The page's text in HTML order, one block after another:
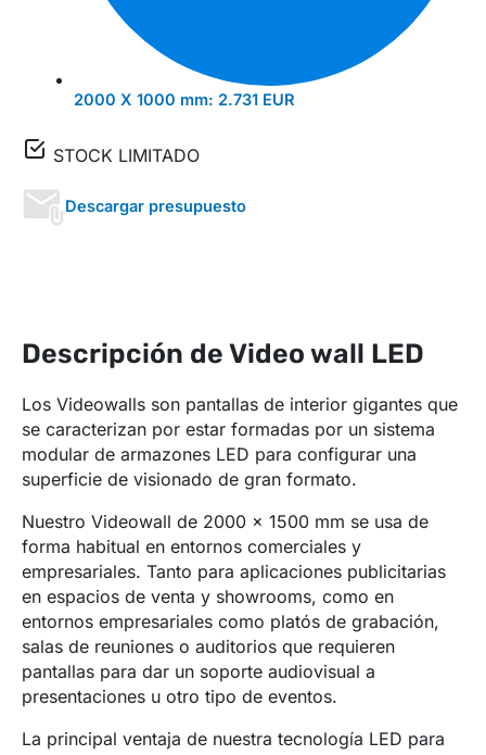
2000 X 1000 mm: 2.731 EUR
STOCK LIMITADO
Descargar presupuesto
Descripción de Video wall LED
Los Videowalls son pantallas de interior gigantes que
se caracterizan por estar formadas por un sistema
modular de armazones LED para configurar una
superficie de visionado de gran formato.
Nuestro Videowall de 2000 x 1500 mm se usa de
forma habitual en entornos comerciales y
empresariales. Tanto para aplicaciones publicitarias
en espacios de venta y showrooms, como en
entornos empresariales como platós de grabación,
salas de reuniones o auditorios que requieren
pantallas para dar un soporte audiovisual a
presentaciones u otro tipo de eventos.
La principal ventaja de nuestra tecnología LED para